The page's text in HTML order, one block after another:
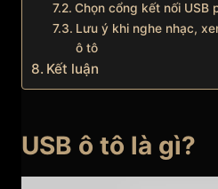
Chọn cổng kết nối USB
Lưu ý khi nghe nhạc,
ô tô
Kết luận
USB ô tô là gì?